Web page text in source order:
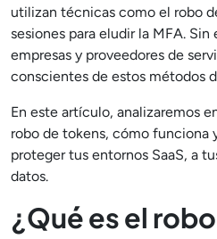
utilizan técnicas como el robo
sesiones para eludir la MFA. Sin
empresas y proveedores de
conscientes de estos métodos
En este artículo, analizaremos
robo de tokens, cómo funciona
proteger tus entornos SaaS, a
datos.
¿Qué es el